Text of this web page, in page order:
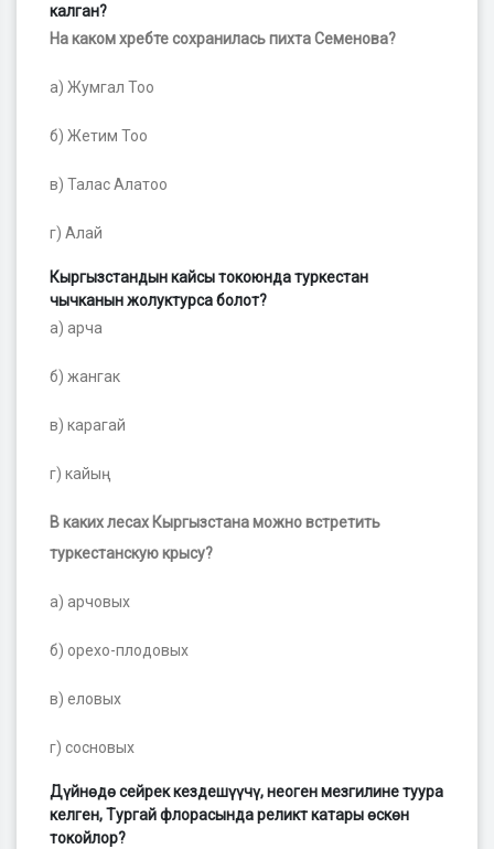
калган?
На каком хребте сохранилась пихта Семенова?
а) Жумгал Тоо
б) Жетим Тоо
в) Талас Алатоо
г) Алай
Кыргызстандын кайсы токоюнда туркестан
чычканын жолуктурса болот?
а) арча
б) жангак
в) карагай
г) кайың
В каких лесах Кыргызстана можно встретить
туркестанскую крысу?
а) арчовых
б) орехо-плодовых
в) еловых
г) сосновых
Дүйнөдө сейрек кездешүүчү, неоген мезгилине туура
келген, Тургай флорасында реликт катары өскөн
токойлор?